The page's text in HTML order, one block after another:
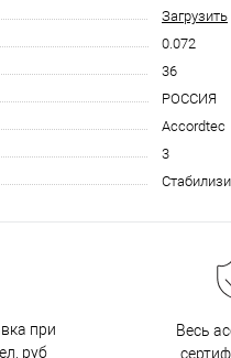
Загрузить
0.072
36
РОССИЯ
Accordtec
3
при
руб
Весь